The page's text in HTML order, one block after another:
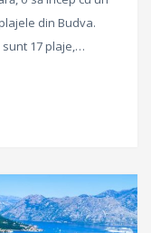
din Budva.
sunt 17 plaje,…